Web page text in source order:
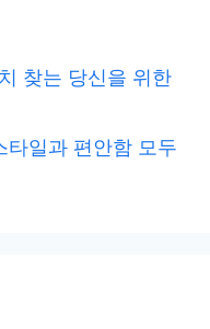
찾는 당신을 위한
타일과 편안함 모두